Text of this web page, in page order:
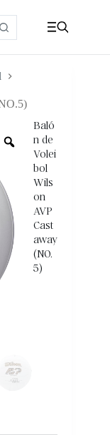
Baló
n de
Volei
bol
Wils
on
AVP
Cast
away
(NO.
5)